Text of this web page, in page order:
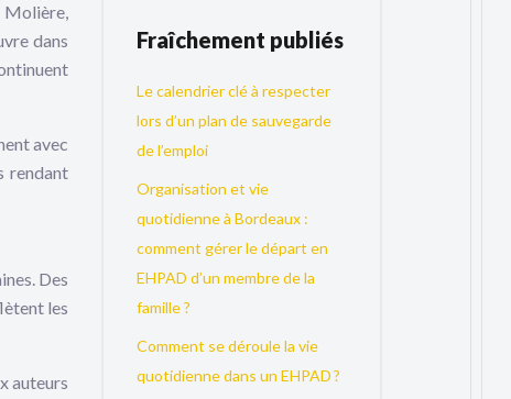
Molière,
dans
avec
rendant
Des
les
auteurs
Fraîchement publiés
Le calendrier clé à respecter
lors d’un plan de sauvegarde
de l’emploi
Organisation et vie
quotidienne à Bordeaux :
comment gérer le départ en
EHPAD d’un membre de la
famille ?
Comment se déroule la vie
quotidienne dans un EHPAD ?